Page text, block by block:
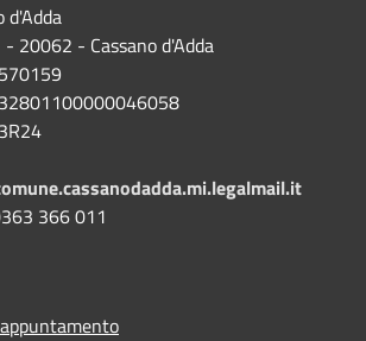
d'Adda
20062 - Cassano d'Adda
366 011